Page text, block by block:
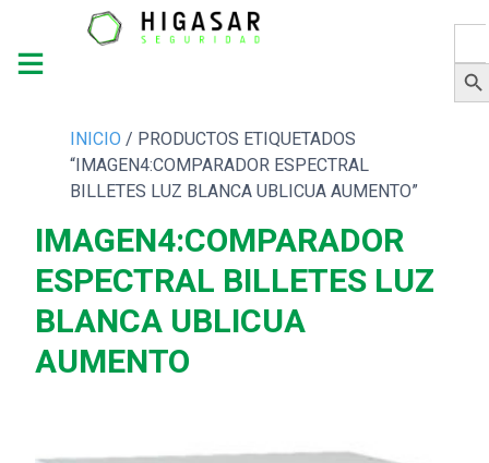
Botón
INICIO / PRODUCTOS ETIQUETADOS
“IMAGEN4:COMPARADOR ESPECTRAL
BILLETES LUZ BLANCA UBLICUA AUMENTO”
IMAGEN4:COMPARADOR
ESPECTRAL BILLETES LUZ
BLANCA UBLICUA
AUMENTO